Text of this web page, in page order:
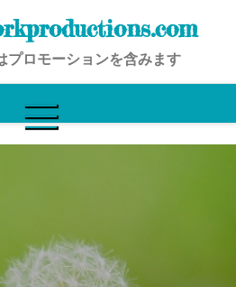
ロモーションを含みます